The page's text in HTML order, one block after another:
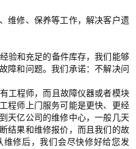
维修、保养等工作，解决客户遗
验和充足的备件库存，我们能够
障和问题。我们承诺：不解决问
工程师，而且故障仪器或者模块
程师上门服务可能是更快、更经
天亿公司的维修中心，一般几天
结果和维修报价，而且我们的故
修后，我们会尽快修好给您发